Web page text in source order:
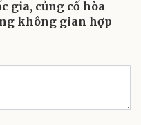
gia, củng cố hòa
không gian hợp